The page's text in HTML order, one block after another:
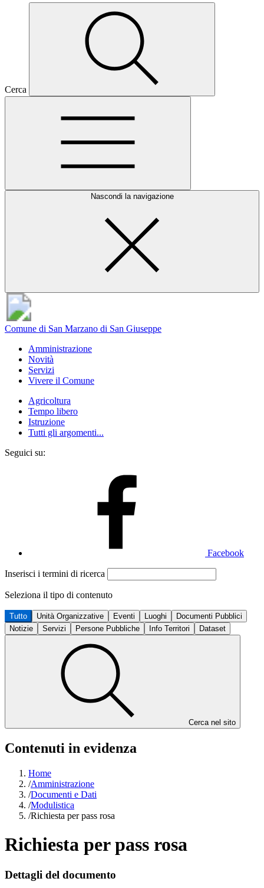
Cerca
Nascondi la navigazione
Comune di San Marzano di San Giuseppe
Amministrazione
Novità
Servizi
Vivere il Comune
Agricoltura
Tempo libero
Istruzione
Tutti gli argomenti...
Seguici su:
Facebook
Inserisci i termini di ricerca
Seleziona il tipo di contenuto
Tutto Unità Organizzative Eventi Luoghi
Documenti Pubblici
Notizie
Servizi Persone Pubbliche Info Territori Dataset
Cerca nel sito
Contenuti in evidenza
Home
/Amministrazione
/Documenti e Dati
/Modulistica
/Richiesta per pass rosa
Richiesta per pass rosa
Dettagli del documento